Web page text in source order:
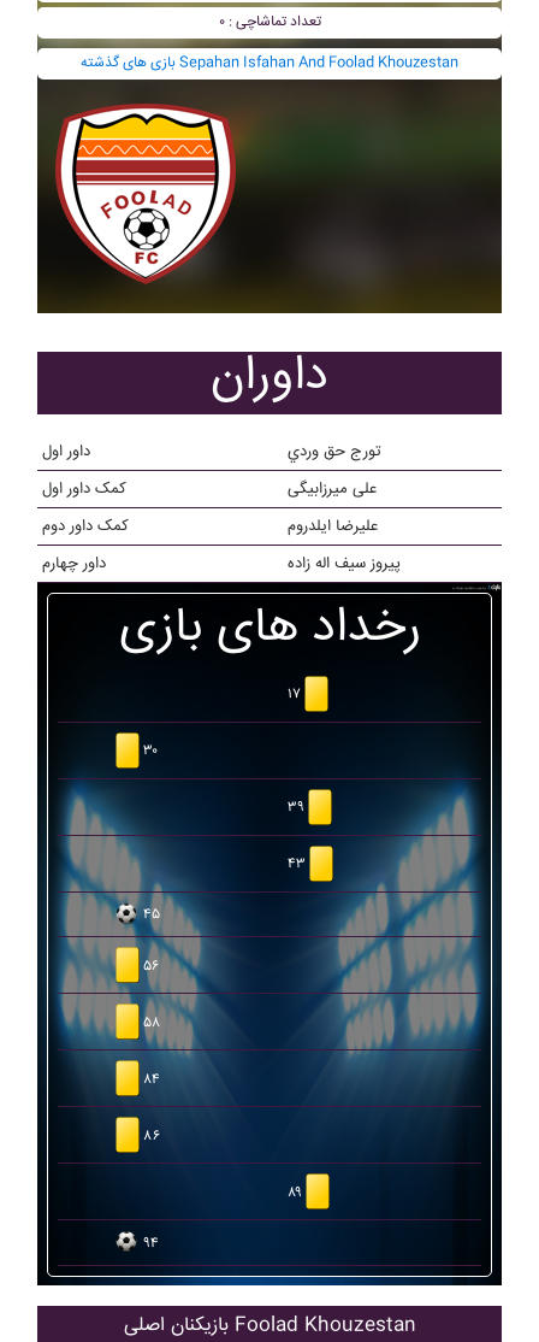
تعداد تماشاچی : ۰
بازی های گذشته Sepahan Isfahan And Foolad Khouzestan
داوران
داور اول
تورج حق وردي
کمک داور اول
علی میرزابیگی
کمک داور دوم
علیرضا ایلدروم
داور چهارم
پیروز سیف اله زاده
رخداد های بازی
۱۷
۳۰
۳۹
۴۳
۴۵
۵۶
۵۸
۸۴
۸۶
۸۹
۹۴
بازیکنان اصلی Foolad Khouzestan